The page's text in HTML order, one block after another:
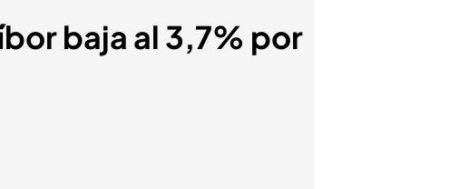
baja al 3,7% por